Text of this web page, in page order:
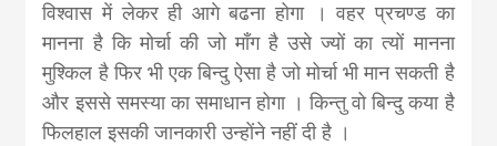
विश्वास में लेकर ही आगे बढना होगा । वहर प्रचण्ड का
मानना है कि मोर्चा की जो माँग है उसे ज्यों का त्यों मानना
मुश्किल है फिर भी एक बिन्दु ऐसा है जो मोर्चा भी मान सकती है
और इससे समस्या का समाधान होगा । किन्तु वो बिन्दु कया है
फिलहाल इसकी जानकारी उन्होंने नहीं दी है ।